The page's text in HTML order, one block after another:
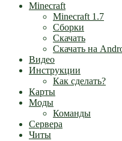
Minecraft
Minecraft 1.7
Сборки
Скачать
Скачать на
Видео
Инструкции
Как сделать?
Карты
Моды
Команды
Сервера
Читы